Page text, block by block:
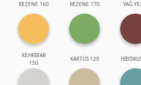
REZENE 160 REZENE 170 YAĞ
KEHRİBAR
150
KAKTÜS 120